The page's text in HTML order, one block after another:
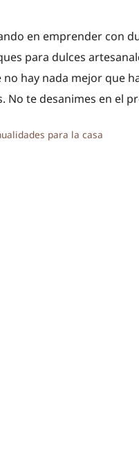
en emprender con
para dulces
no hay nada mejor que
No te desanimes en el
para la casa